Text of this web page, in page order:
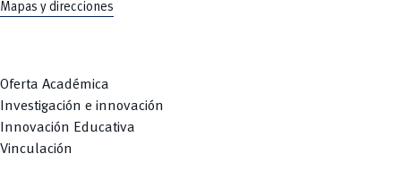
Mapas y direcciones
Oferta Académica
Investigación e innovación
Innovación Educativa
Vinculación